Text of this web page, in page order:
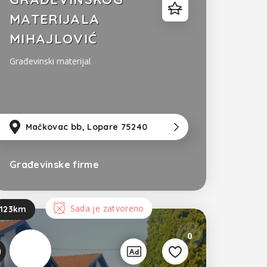
od Sarajevo 49km
MATERIJALA
MIHAJLOVIĆ
Građevinski materijal
Mačkovac bb, Lopare 75240
Građevinske firme
123km Sada je zatvoreno
0